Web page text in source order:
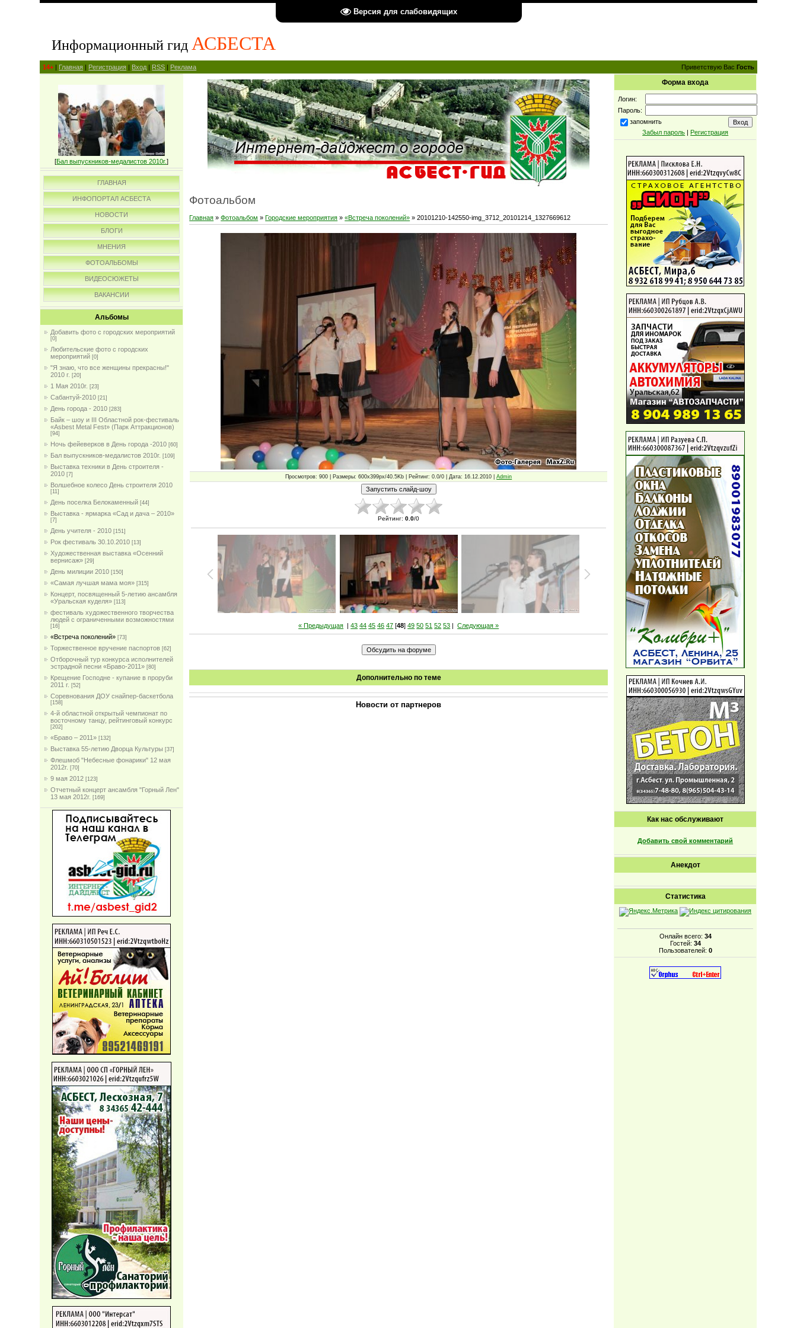
Версия для слабовидящих
Информационный гид АСБЕСТА
14+ | Главная | Регистрация | Вход | RSS | Реклама Приветствую Вас Гость
[Бал выпускников-медалистов 2010г.]
ГЛАВНАЯ
ИНФОПОРТАЛ АСБЕСТА
НОВОСТИ
БЛОГИ
МНЕНИЯ
ФОТОАЛЬБОМЫ
ВИДЕОСЮЖЕТЫ
ВАКАНСИИ
Альбомы
Добавить фото с городских мероприятий
[0]
Любительские фото с городских
мероприятий [0]
"Я знаю, что все женщины прекрасны!"
2010 г. [20]
1 Мая 2010г. [23]
Сабантуй-2010 [21]
День города - 2010 [283]
Байк – шоу и III Областной рок-фестиваль
«Asbest Metal Fest» (Парк Аттракционов)
[94]
Ночь фейеверков в День города -2010 [60]
Бал выпускников-медалистов 2010г. [109]
Выставка техники в День строителя -
2010 [7]
Волшебное колесо День строителя 2010
[11]
День поселка Белокаменный [44]
Выставка - ярмарка «Сад и дача – 2010»
[7]
День учителя - 2010 [151]
Рок фестиваль 30.10.2010 [13]
Художественная выставка «Осенний
вернисаж» [29]
День милиции 2010 [150]
«Самая лучшая мама моя» [315]
Концерт, посвященный 5-летию ансамбля
«Уральская куделя» [113]
фестиваль художественного творчества
людей с ограниченными возможностями
[16]
«Встреча поколений» [73]
Торжественное вручение паспортов [62]
Отборочный тур конкурса исполнителей
эстрадной песни «Браво-2011» [80]
Крещение Господне - купание в проруби
2011 г. [52]
Соревнования ДОУ снайпер-баскетбола
[158]
4-й областной открытый чемпионат по
восточному танцу, рейтинговый конкурс
[202]
«Браво – 2011» [132]
Выставка 55-летию Дворца Культуры [37]
Флешмоб "Небесные фонарики" 12 мая
2012г. [70]
9 мая 2012 [123]
Отчетный концерт ансамбля "Горный Лен"
13 мая 2012г. [169]
Фотоальбом
Главная »Фотоальбом »Городские мероприятия »«Встреча поколений» » 20101210-142550-img_3712_20101214_1327669612
Просмотров: 900 | Размеры: 600x399px/40.5Kb | Рейтинг: 0.0/0 | Дата: 16.12.2010 |Admin
Рейтинг: 0.0/0
« Предыдущая |43 44 45 46 47 [48]49 50 51 52 53 |Следующая »
Дополнительно по теме
Новости от партнеров
Форма входа
Логин:
Пароль:
запомнить
Забыл пароль | Регистрация
Как нас обслуживают
Добавить свой комментарий
Анекдот
Статистика
Онлайн всего: 34
Гостей: 34
Пользователей: 0